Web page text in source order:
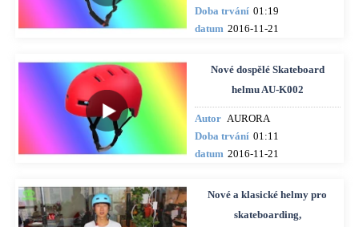
Doba trvání 01:19
datum 2016-11-21
Nové dospělé Skateboard
helmu AU-K002
Autor AURORA
Doba trvání 01:11
datum 2016-11-21
Nové a klasické helmy pro
skateboarding,